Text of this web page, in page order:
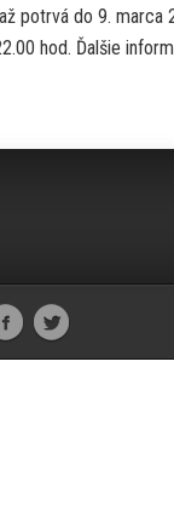
potrvá do 9. marca
hod. Ďalšie